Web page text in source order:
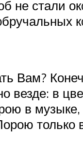
не стали
Вам?
везде: в
в музыке,
только